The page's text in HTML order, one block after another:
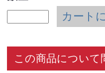
カート
この商品について